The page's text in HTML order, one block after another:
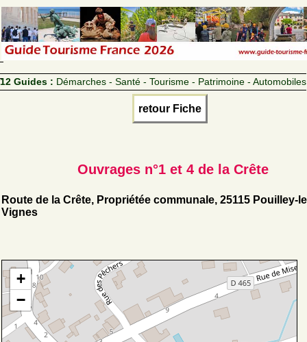
12 Guides : Démarches - Santé - Tourisme - Patrimoine - Automobiles
retour Fiche
Ouvrages n°1 et 4 de la Crête
Route de la Crête, Propriétée communale, 25115 Pouilley-
Vignes
+
−